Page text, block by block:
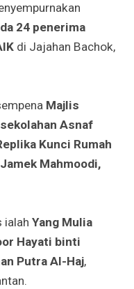
24 penerima
di Jajahan Bachok,
Majlis
Asnaf
Kunci Rumah
Mahmoodi,
ialah Yang Mulia
Hayati binti
Putra Al-Haj,